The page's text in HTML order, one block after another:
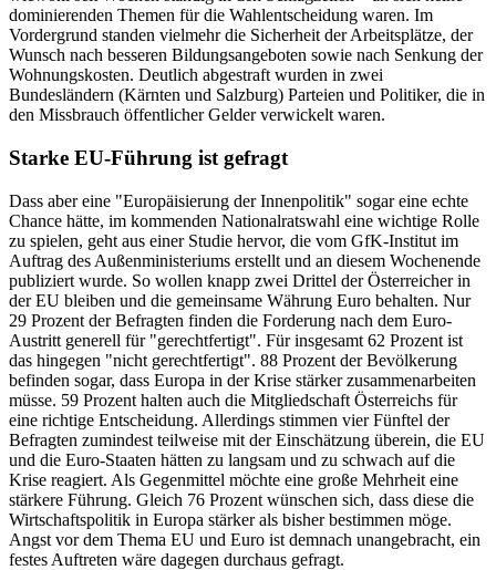
dominierenden Themen für die Wahlentscheidung waren. Im
Vordergrund standen vielmehr die Sicherheit der Arbeitsplätze, der
Wunsch nach besseren Bildungsangeboten sowie nach Senkung der
Wohnungskosten. Deutlich abgestraft wurden in zwei
Bundesländern (Kärnten und Salzburg) Parteien und Politiker, die in
den Missbrauch öffentlicher Gelder verwickelt waren.
Starke EU-Führung ist gefragt
Dass aber eine "Europäisierung der Innenpolitik" sogar eine echte
Chance hätte, im kommenden Nationalratswahl eine wichtige Rolle
zu spielen, geht aus einer Studie hervor, die vom GfK-Institut im
Auftrag des Außenministeriums erstellt und an diesem Wochenende
publiziert wurde. So wollen knapp zwei Drittel der Österreicher in
der EU bleiben und die gemeinsame Währung Euro behalten. Nur
29 Prozent der Befragten finden die Forderung nach dem Euro-
Austritt generell für "gerechtfertigt". Für insgesamt 62 Prozent ist
das hingegen "nicht gerechtfertigt". 88 Prozent der Bevölkerung
befinden sogar, dass Europa in der Krise stärker zusammenarbeiten
müsse. 59 Prozent halten auch die Mitgliedschaft Österreichs für
eine richtige Entscheidung. Allerdings stimmen vier Fünftel der
Befragten zumindest teilweise mit der Einschätzung überein, die EU
und die Euro-Staaten hätten zu langsam und zu schwach auf die
Krise reagiert. Als Gegenmittel möchte eine große Mehrheit eine
stärkere Führung. Gleich 76 Prozent wünschen sich, dass diese die
Wirtschaftspolitik in Europa stärker als bisher bestimmen möge.
Angst vor dem Thema EU und Euro ist demnach unangebracht, ein
festes Auftreten wäre dagegen durchaus gefragt.